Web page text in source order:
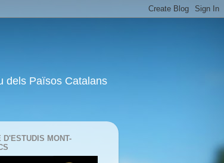
dels Països Catalans
D'ESTUDIS MONT-